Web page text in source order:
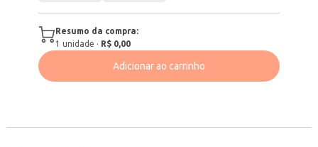
Resumo da compra:
1 unidade · R$ 0,00
Adicionar ao carrinho